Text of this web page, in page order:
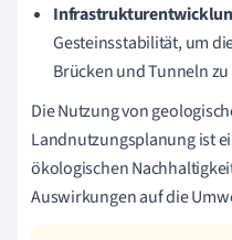
Gesteinsstabilität, um
Brücken und Tunneln
Die Nutzung von
Landnutzungsplanung ist
ökologischen
Auswirkungen auf die